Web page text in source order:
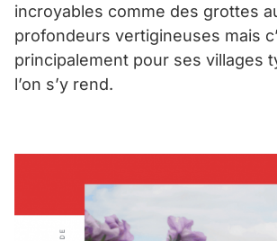
incroyables comme des grottes
profondeurs vertigineuses mais
principalement pour ses villages
l’on s’y rend.